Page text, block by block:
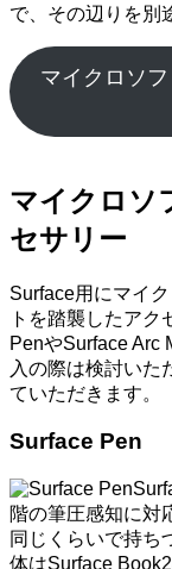
で、その辺りを別
マイクロソ
マイクロソ
セサリー
Surface用にマイ
トを踏襲したア
PenやSurface Arc
入の際は検討いた
ていただきます。
Surface Pen
階の筆圧感知に対
同じくらいで持ち
体はSurface